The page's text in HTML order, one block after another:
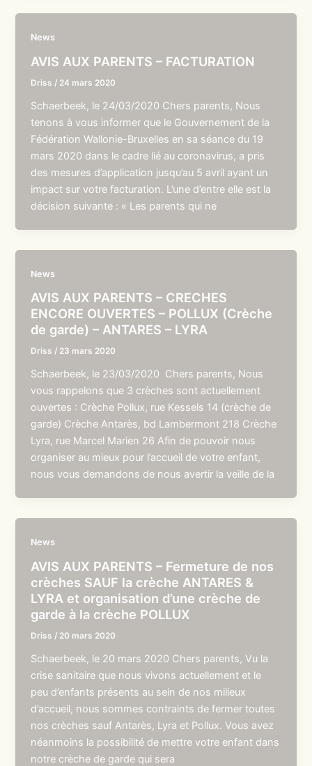
News
AVIS AUX PARENTS – FACTURATION
Driss / 24 mars 2020
Schaerbeek, le 24/03/2020 Chers parents, Nous
tenons à vous informer que le Gouvernement de la
Fédération Wallonie-Bruxelles en sa séance du 19
mars 2020 dans le cadre lié au coronavirus, a pris
des mesures d’application jusqu’au 5 avril ayant un
impact sur votre facturation. L’une d’entre elle est la
décision suivante : « Les parents qui ne
News
AVIS AUX PARENTS – CRECHES
ENCORE OUVERTES – POLLUX (Crèche
de garde) – ANTARES – LYRA
Driss / 23 mars 2020
Schaerbeek, le 23/03/2020 Chers parents, Nous
vous rappelons que 3 crèches sont actuellement
ouvertes : Crèche Pollux, rue Kessels 14 (crèche de
garde) Crèche Antarès, bd Lambermont 218 Crèche
Lyra, rue Marcel Marien 26 Afin de pouvoir nous
organiser au mieux pour l’accueil de votre enfant,
nous vous demandons de nous avertir la veille de la
News
AVIS AUX PARENTS – Fermeture de nos
crèches SAUF la crèche ANTARES &
LYRA et organisation d’une crèche de
garde à la crèche POLLUX
Driss / 20 mars 2020
Schaerbeek, le 20 mars 2020 Chers parents, Vu la
crise sanitaire que nous vivons actuellement et le
peu d’enfants présents au sein de nos milieux
d’accueil, nous sommes contraints de fermer toutes
nos crèches sauf Antarès, Lyra et Pollux. Vous avez
néanmoins la possibilité de mettre votre enfant dans
notre crèche de garde qui sera